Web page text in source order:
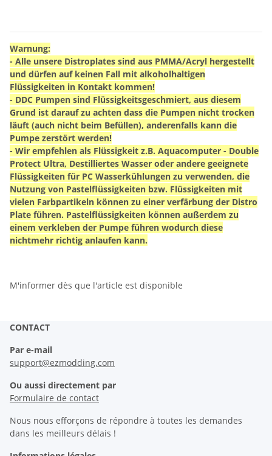
Warnung:
- Alle unsere Distroplates sind aus PMMA/Acryl hergestellt
und dürfen auf keinen Fall mit alkoholhaltigen
Flüssigkeiten in Kontakt kommen!
- DDC Pumpen sind Flüssigkeitsgeschmiert, aus diesem
Grund ist darauf zu achten dass die Pumpen nicht trocken
läuft (auch nicht beim Befüllen), anderenfalls kann die
Pumpe zerstört werden!
- Wir empfehlen als Flüssigkeit z.B. Aquacomputer - Double
Protect Ultra, Destilliertes Wasser oder andere geeignete
Flüssigkeiten für PC Wasserkühlungen zu verwenden, die
Nutzung von Pastelflüssigkeiten bzw. Flüssigkeiten mit
vielen Farbpartikeln können zu einer verfärbung der Distro
Plate führen. Pastelflüssigkeiten können außerdem zu
einem verkleben der Pumpe führen wodurch diese
nichtmehr richtig anlaufen kann.
M'informer dès que l'article est disponible
CONTACT
Par e-mail
support@ezmodding.com
Ou aussi directement par
Formulaire de contact
Nous nous efforçons de répondre à toutes les demandes
dans les meilleurs délais !